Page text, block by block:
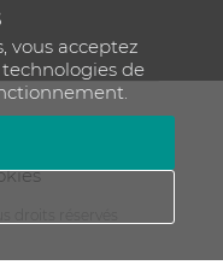
personnelles
vous acceptez
de